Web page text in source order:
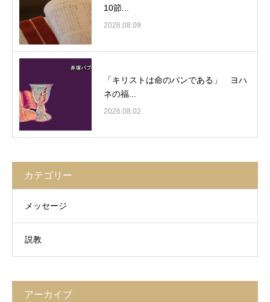
10節...
2026.08.09
「キリストは命のパンである」 ヨハ
ネの福...
2026.08.02
カテゴリー
メッセージ
説教
アーカイブ